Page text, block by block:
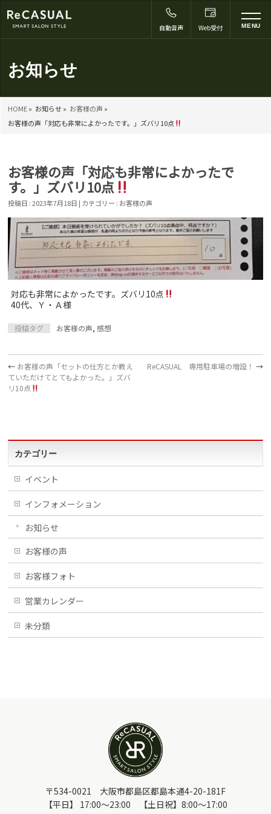
お知らせ
HOME» お知らせ » お客様の声 »
お客様の声「対応も非常によかったです。」ズバリ10点
自動音声 Web受付 MENU
お客様の声「対応も非常によかったで
す。」ズバリ10点
投稿日 : 2023年7月18日 | カテゴリー : お客様の声
対応も非常によかったです。ズバリ10点
40代、Ｙ・Ａ様
投稿タグ お客様の声,感想
← お客様の声「セットの仕方とか教え
ていただけてとてもよかった。」ズバ
リ10点
ReCASUAL 専用駐車場の増設！ →
カテゴリー
イベント
インフォメーション
お知らせ
お客様の声
お客様フォト
営業カレンダー
未分類
〒534-0021 大阪市都島区都島本通4-20-181F
【平日】 17:00～23:00 【土日祝】8:00～17:00